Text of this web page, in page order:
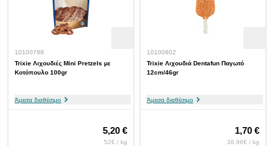
10100788
Trixie Λιχουδιές Mini Pretzels με
Κοτόπουλο 100gr
Άμεσα διαθέσιμο
5,20 €
52€ / kg
10100802
Trixie Λιχουδιά Dentafun Παγωτό
12cm/46gr
Άμεσα διαθέσιμο
1,70 €
36.96€ / kg